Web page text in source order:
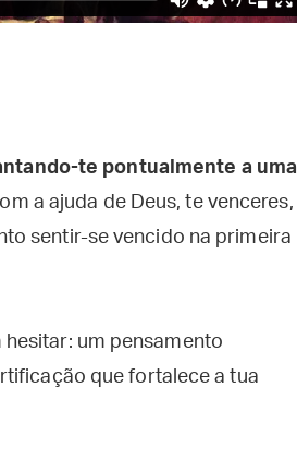
te pontualmente a uma
a ajuda de Deus, te venceres,
sentir-se vencido na primeira
um pensamento
que fortalece a tua